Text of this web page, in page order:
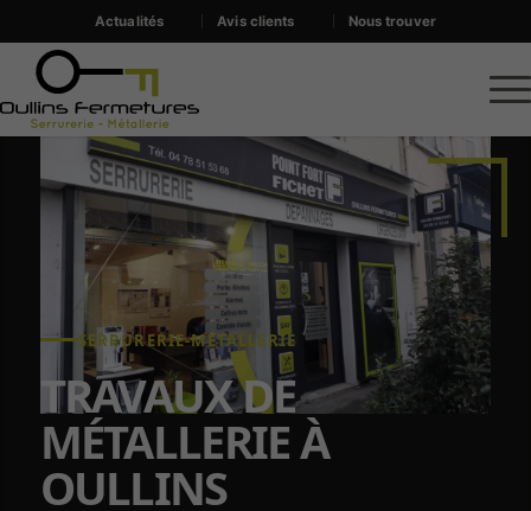
Actualités Avis clients Nous trouver
SERRURERIE-MÉTALLERIE
TRAVAUX DE
MÉTALLERIE À
OULLINS